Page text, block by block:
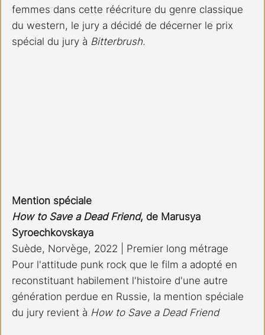
femmes dans cette réécriture du genre classique
du western, le jury a décidé de décerner le prix
spécial du jury à Bitterbrush.
Mention spéciale
How to Save a Dead Friend, de Marusya
Syroechkovskaya
Suède, Norvège, 2022 | Premier long métrage
Pour l'attitude punk rock que le film a adopté en
reconstituant habilement l'histoire d'une autre
génération perdue en Russie, la mention spéciale
du jury revient à How to Save a Dead Friend